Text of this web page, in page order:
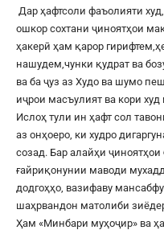
Дар ҳафтсоли фаъолияти
ошкор сохтани ҷиноятҳои
ҳакерӣ ҳам қарор
нашудем,чунки қудрат ва
ва ба ҷуз аз Худо ва шумо
иҷрои масъулият ва кори
Ислоҳ тули ин ҳафт сол
аз онҳоеро, ки худро
созад. Бар алайҳи ҷиноятҳои
ғайриқонунии маводи
додгоҳҳо, вазифаву
шаҳрвандон матолиби
Ҳам «Минбари муҳоҷир» ва